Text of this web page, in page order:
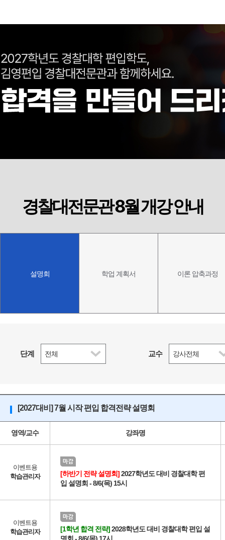
강
기
경찰대전문관 8월 개강 안내
설명회 학업 계획서 이론 압축과정
단계 교수
[2027대비] 7월 시작 편입 합격전략 설명회
영역/교수 강좌명
이벤트용
학습관리자
[하반기 전략 설명회]2027학년도 대비 경찰대학 편
입 설명회 - 8/6(목) 15시
이벤트용
학습관리자
[1학년 합격 전략]2028학년도 대비 경찰대학 편입 설